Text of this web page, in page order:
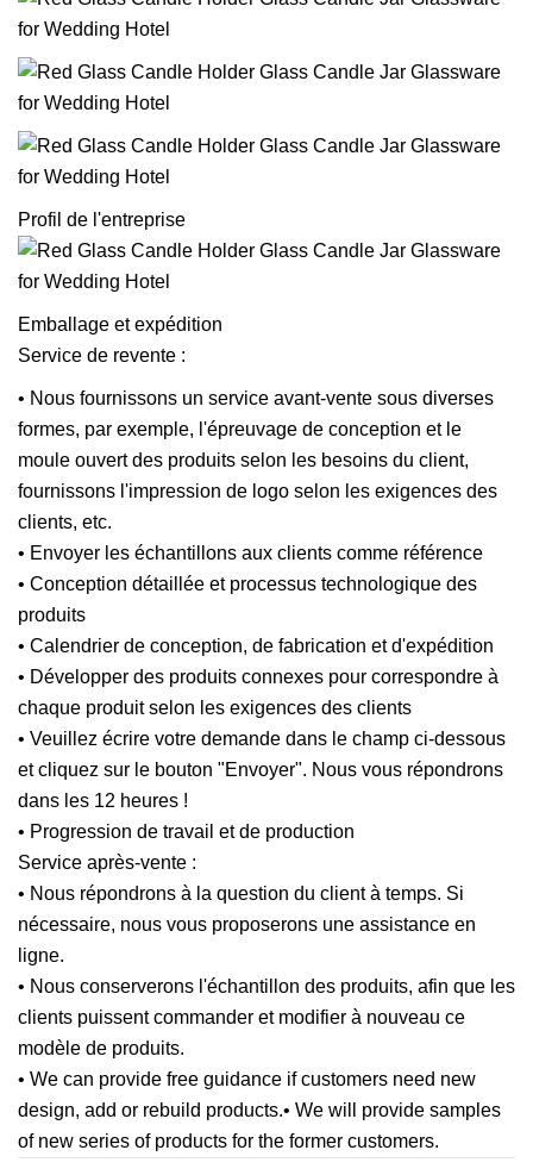
Profil de l'entreprise
Emballage et expédition
Service de revente :
• Nous fournissons un service avant-vente sous diverses
formes, par exemple, l'épreuvage de conception et le
moule ouvert des produits selon les besoins du client,
fournissons l'impression de logo selon les exigences des
clients, etc.
• Envoyer les échantillons aux clients comme référence
• Conception détaillée et processus technologique des
produits
• Calendrier de conception, de fabrication et d'expédition
• Développer des produits connexes pour correspondre à
chaque produit selon les exigences des clients
• Veuillez écrire votre demande dans le champ ci-dessous
et cliquez sur le bouton "Envoyer". Nous vous répondrons
dans les 12 heures !
• Progression de travail et de production
Service après-vente :
• Nous répondrons à la question du client à temps. Si
nécessaire, nous vous proposerons une assistance en
ligne.
• Nous conserverons l'échantillon des produits, afin que les
clients puissent commander et modifier à nouveau ce
modèle de produits.
• We can provide free guidance if customers need new
design, add or rebuild products.• We will provide samples
of new series of products for the former customers.